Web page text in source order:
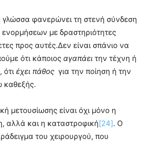
γλώσσα φανερώνει τη στενή σύνδεση
με δραστηριότητες
προς αυτές.Δεν είναι σπάνιο να
ότι κάποιος αγαπάει την τέχνη ή
έχει πάθος για την ποίηση ή την
καθεξής.
μετουσίωσης είναι όχι μόνο η
αλλά και η καταστροφική[24]. Ο
του χειρουργού, που